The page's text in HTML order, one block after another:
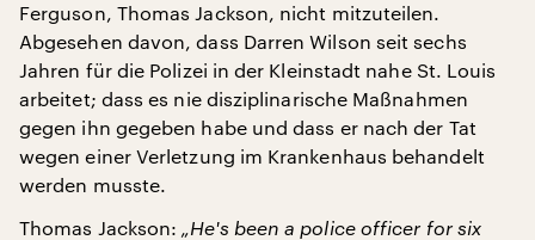
Ferguson, Thomas Jackson, nicht mitzuteilen.
Abgesehen davon, dass Darren Wilson seit sechs
Jahren für die Polizei in der Kleinstadt nahe St. Louis
arbeitet; dass es nie disziplinarische Maßnahmen
gegen ihn gegeben habe und dass er nach der Tat
wegen einer Verletzung im Krankenhaus behandelt
werden musste.
Thomas Jackson: „He's been a police officer for six